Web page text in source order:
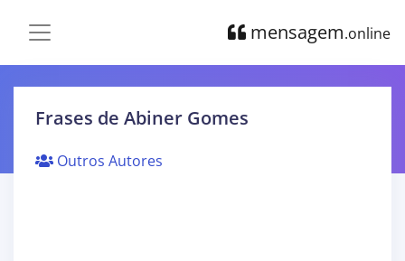
mensagem.online
Frases de Abiner Gomes
Outros Autores